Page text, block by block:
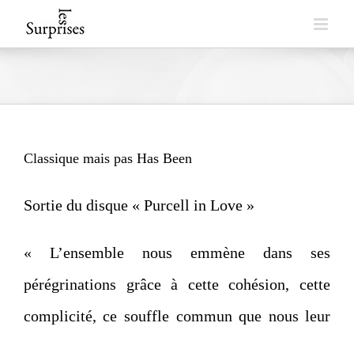
to
Classique mais pas Has Been
Sortie du disque « Purcell in Love »
« L’ensemble nous emmène dans ses
pérégrinations grâce à cette cohésion, cette
complicité, ce souffle commun que nous leur